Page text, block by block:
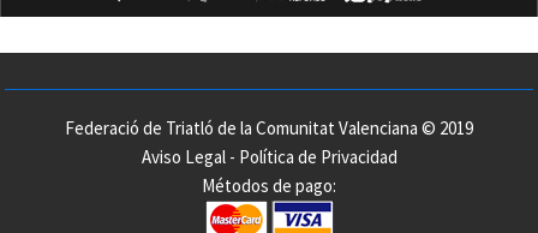
Federació de Triatló de la Comunitat Valenciana © 2019
Aviso Legal- Política de Privacidad
Métodos de pago: